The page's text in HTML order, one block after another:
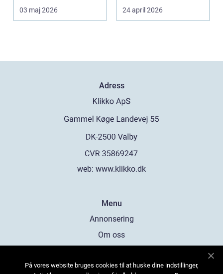
är ett stort st...
03 maj 2026
hållbar livsst...
24 april 2026
Adress
web: www.klikko.dk
Menu
Annonsering
Om oss
Kontakta oss
På vores website bruges cookies til at huske dine indstillinger,